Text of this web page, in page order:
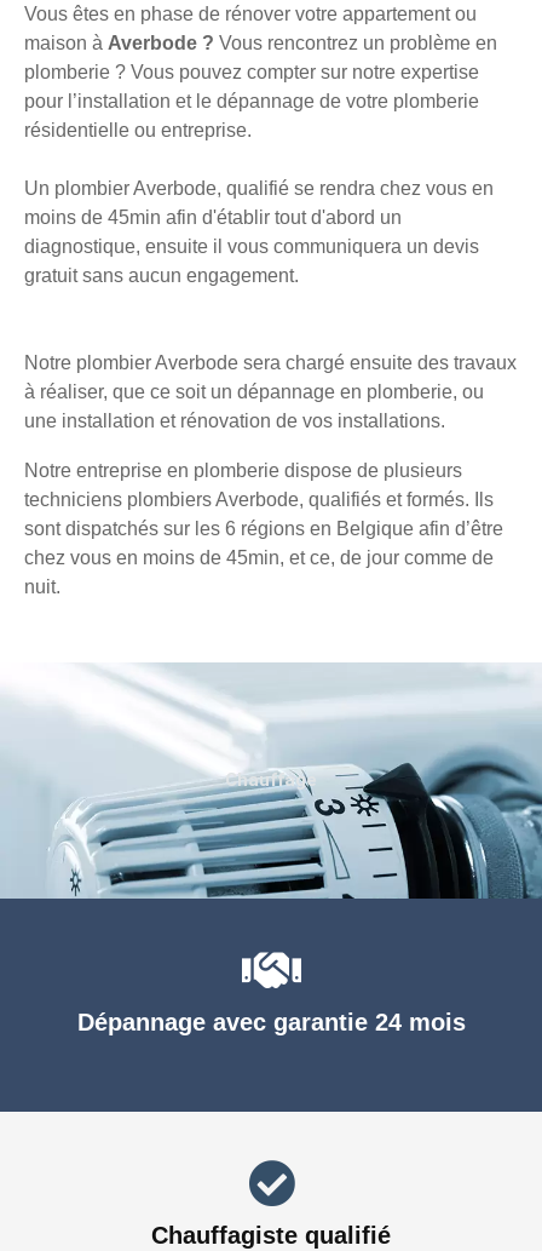
Vous êtes en phase de rénover votre appartement ou
maison à Averbode ? Vous rencontrez un problème en
plomberie ? Vous pouvez compter sur notre expertise
pour l’installation et le dépannage de votre plomberie
résidentielle ou entreprise.
Un plombier Averbode, qualifié se rendra chez vous en
moins de 45min afin d'établir tout d'abord un
diagnostique, ensuite il vous communiquera un devis
gratuit sans aucun engagement.
Notre plombier Averbode sera chargé ensuite des travaux
à réaliser, que ce soit un dépannage en plomberie, ou
une installation et rénovation de vos installations.
Notre entreprise en plomberie dispose de plusieurs
techniciens plombiers Averbode, qualifiés et formés. Ils
sont dispatchés sur les 6 régions en Belgique afin d’être
chez vous en moins de 45min, et ce, de jour comme de
nuit.
Dépannage avec garantie 24 mois
Chauffagiste qualifié
Chauffage